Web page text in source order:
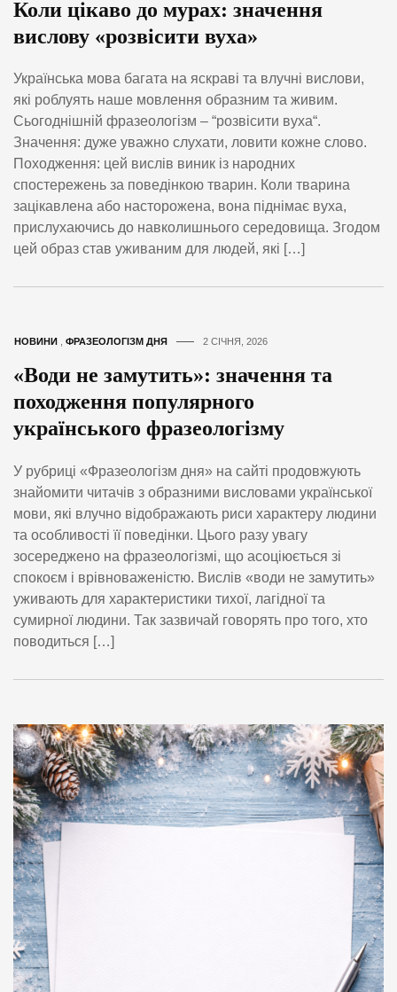
Коли цікаво до мурах: значення
вислову «розвісити вуха»
Українська мова багата на яскраві та влучні вислови,
які роблуять наше мовлення образним та живим.
Сьогоднішній фразеологізм – “розвісити вуха“.
Значення: дуже уважно слухати, ловити кожне слово.
Походження: цей вислів виник із народних
спостережень за поведінкою тварин. Коли тварина
зацікавлена або насторожена, вона піднімає вуха,
прислухаючись до навколишнього середовища. Згодом
цей образ став уживаним для людей, які […]
НОВИНИ ФРАЗЕОЛОГІЗМ ДНЯ 2 СІЧНЯ, 2026
«Води не замутить»: значення та
походження популярного
українського фразеологізму
У рубриці «Фразеологізм дня» на сайті продовжують
знайомити читачів з образними висловами української
мови, які влучно відображають риси характеру людини
та особливості її поведінки. Цього разу увагу
зосереджено на фразеологізмі, що асоціюється зі
спокоєм і врівноваженістю. Вислів «води не замутить»
уживають для характеристики тихої, лагідної та
сумирної людини. Так зазвичай говорять про того, хто
поводиться […]